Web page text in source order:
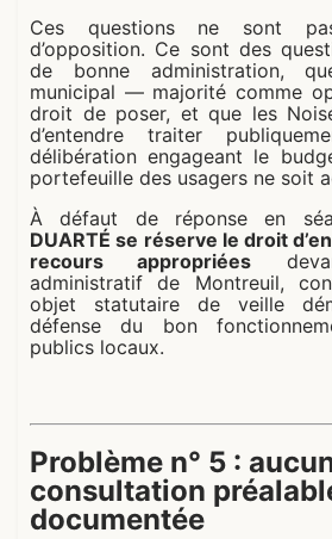
Ces questions ne sont
d’opposition. Ce sont des
de bonne administration,
municipal — majorité comme
droit de poser, et que les
d’entendre traiter
délibération engageant le
portefeuille des usagers ne soit
À défaut de réponse en
DUARTÉ se réserve le droit
recours appropriées
administratif de Montreuil,
objet statutaire de veille
défense du bon
publics locaux.
Problème n° 5 :
consultation
documentée